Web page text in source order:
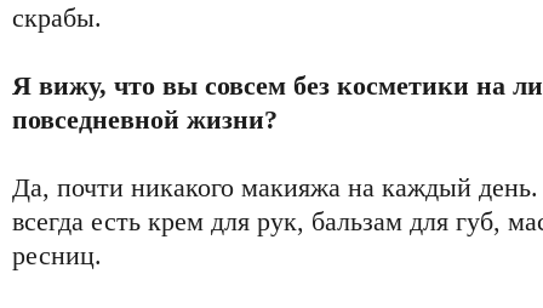
скрабы.
Я вижу, что вы совсем без косметики на
повседневной жизни?
Да, почти никакого макияжа на каждый
всегда есть крем для рук, бальзам для губ,
ресниц.